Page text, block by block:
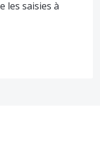
les saisies à